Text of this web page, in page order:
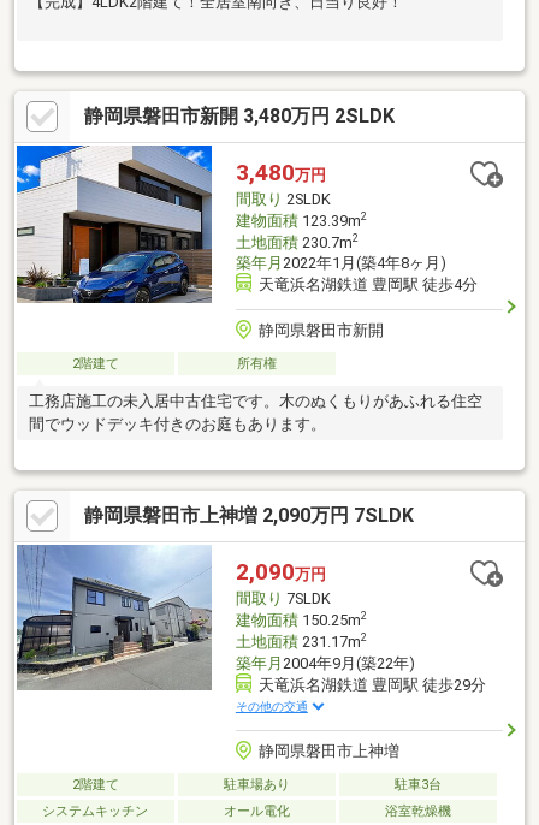
静岡県磐田市新開 3,480万円 2SLDK
3,480万円
間取り 2SLDK
建物面積123.39m2
土地面積230.7m2
築年月 2022年1月(築4年8ヶ月)
天竜浜名湖鉄道 豊岡駅 徒歩4分
静岡県磐田市新開
2階建て 所有権
工務店施工の未入居中古住宅です。木のぬくもりがあふれる住空
間でウッドデッキ付きのお庭もあります。
静岡県磐田市上神増 2,090万円 7SLDK
2,090万円
間取り 7SLDK
建物面積150.25m2
土地面積231.17m2
築年月 2004年9月(築22年)
天竜浜名湖鉄道 豊岡駅 徒歩29分
その他の交通
静岡県磐田市上神増
2階建て 駐車場あり
駐車3台
システムキッチン
オール電化 浴室乾燥機